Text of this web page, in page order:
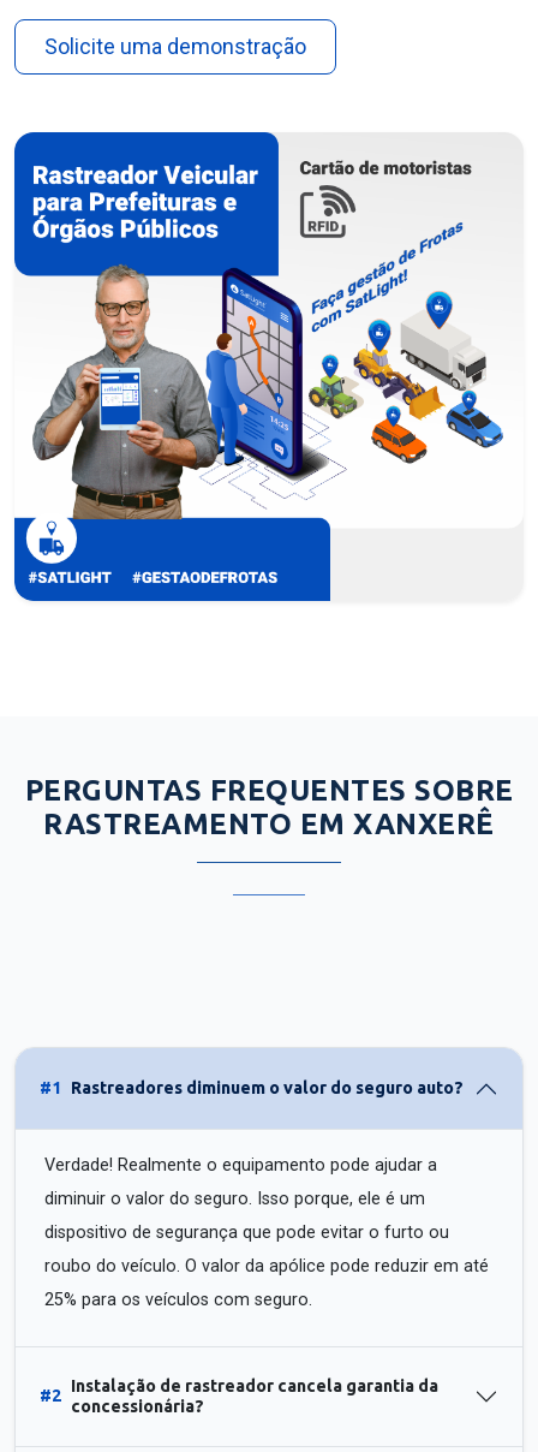
Solicite uma demonstração
PERGUNTAS FREQUENTES SOBRE
RASTREAMENTO EM XANXERÊ
#1 Rastreadores diminuem o valor do seguro auto?
Verdade! Realmente o equipamento pode ajudar a
diminuir o valor do seguro. Isso porque, ele é um
dispositivo de segurança que pode evitar o furto ou
roubo do veículo. O valor da apólice pode reduzir em até
25% para os veículos com seguro.
#2
Instalação de rastreador cancela garantia da
concessionária?